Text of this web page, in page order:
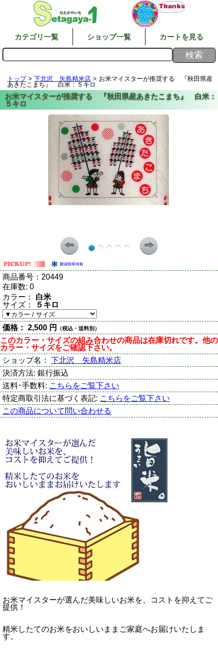
カテゴリ一覧 ショップ一覧 カートを見る
トップ> 下北沢 矢島精米店 > お米マイスターが推奨する 『秋田県産
あきたこまち』 白米：５キロ
商品番号： 20449
在庫数: 0
カラー：
白米
サイズ：
５キロ
価格： 2,500 円 （税込・送料別）
このカラー・サイズの組み合わせの商品は在庫切れです。他の
カラー・サイズをご確認下さい。
ショップ名： 下北沢 矢島精米店
決済方法: 銀行振込
送料･手数料: こちらをご覧下さい
特定商取引法に基づく表記: こちらをご覧下さい
この商品について問い合わせる
お米マイスターが選んだ美味しいお米を、コストを抑えてご
提供！
精米したてのお米をおいしいままご家庭へお届けいたしま
す。